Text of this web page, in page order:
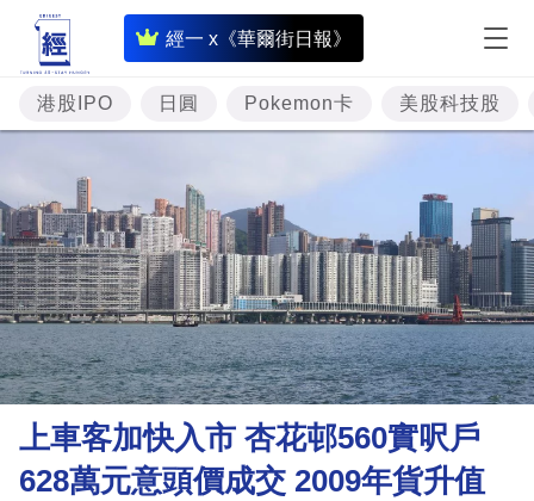
經一 x《華爾街日報》
即
時
財
經
題
投
資
樓
市
理
財
商
港股IPO 日圓 Pokemon卡 美股科技股
上車客加快入市 杏花邨560實呎戶
628萬元意頭價成交 2009年貨升值